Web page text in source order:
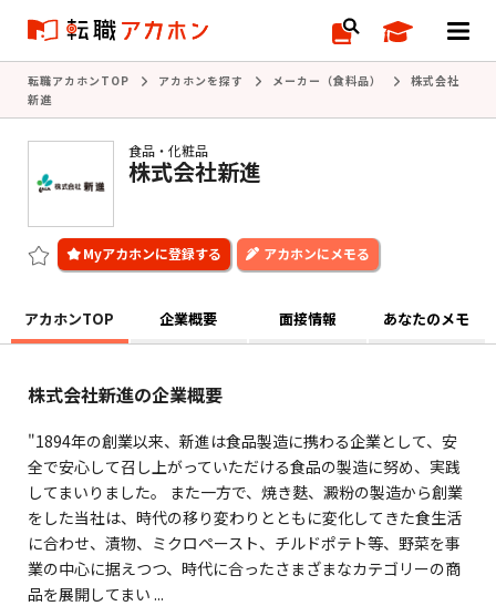
転職アカホンTOP アカホンを探す メーカー（食料品）
株式会社
新進
食品・化粧品
株式会社新進
アカホンにメモる
アカホンTOP 企業概要 面接情報 あなたのメモ
株式会社新進の企業概要
"1894年の創業以来、新進は食品製造に携わる企業として、安
全で安心して召し上がっていただける食品の製造に努め、実践
してまいりました。 また一方で、焼き麩、澱粉の製造から創業
をした当社は、時代の移り変わりとともに変化してきた食生活
に合わせ、漬物、ミクロペースト、チルドポテト等、野菜を事
業の中心に据えつつ、時代に合ったさまざまなカテゴリーの商
品を展開してまい ...